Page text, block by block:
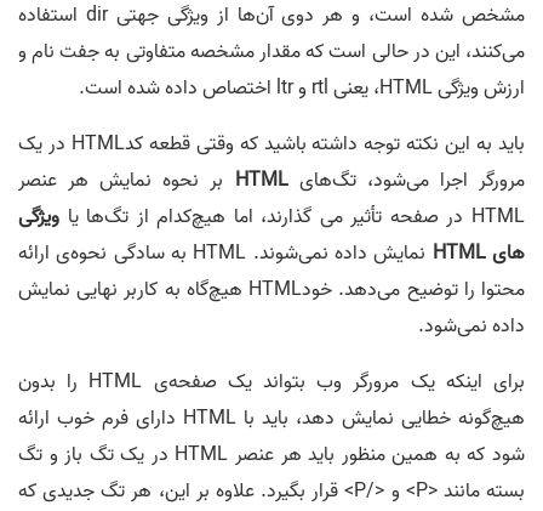
مشخص شده است، و هر دوی آن‌ها‌ از ویژگی جهتی dir استفاده
می‌کنند، این در حالی است که مقدار مشخصه متفاوتی به جفت نام و
ارزش ویژگی HTML، یعنی rtl و ltr اختصاص داده شده است.
باید به این نکته توجه داشته باشید که وقتی قطعه کدHTML در یک
مرورگر اجرا می‌شود، تگ‎‌‌های
HTML بر نحوه نمایش هر عنصر
HTML در صفحه تأثیر می ‌گذارند، اما هیچ‌کدام از تگ‌ها یا
ویژگی‌
های HTML
نمایش داده نمی‌شوند. HTML به سادگی نحوه‌ی ارائه
محتوا را توضیح می‌دهد. خودHTML هیچ‌گاه به کاربر نهایی نمایش
داده نمی‌شود.
برای اینکه یک مرورگر وب بتواند یک صفحه‌ی HTML را بدون
هیچ‌گونه خطایی نمایش دهد، باید با HTML دارای فرم خوب ارائه
شود که به همین منظور باید هر عنصر HTML در یک تگ باز و تگ
بسته مانند <P> و </P> قرار بگیرد. علاوه ‌بر این، هر تگ جدیدی که